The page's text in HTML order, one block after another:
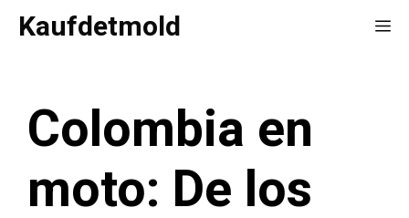
SaltarKaufdetmold
Colombia en
moto: De los